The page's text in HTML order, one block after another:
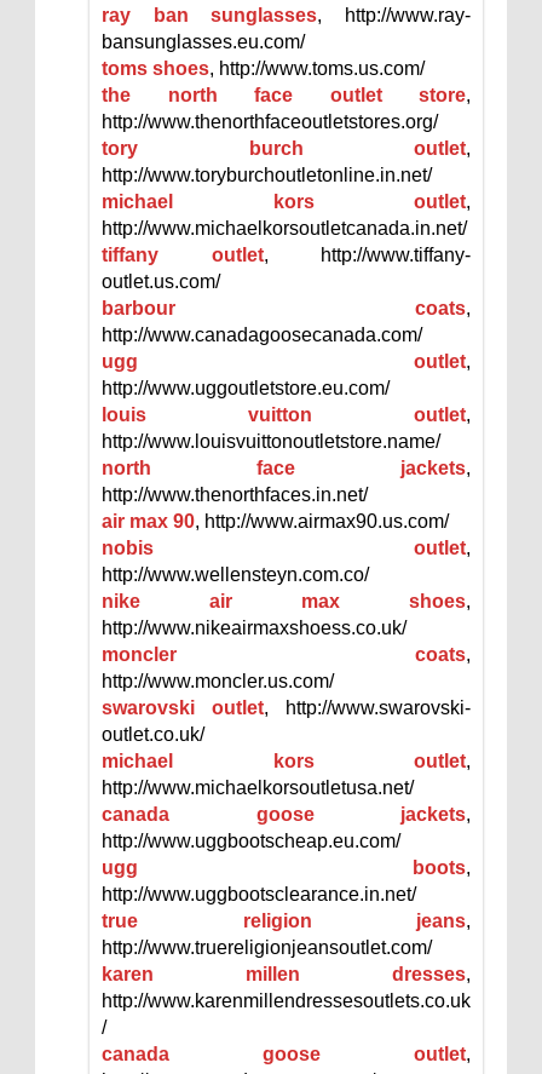
ray ban sunglasses, http://www.ray-
bansunglasses.eu.com/
toms shoes, http://www.toms.us.com/
the north face outlet store,
http://www.thenorthfaceoutletstores.org/
tory burch outlet,
http://www.toryburchoutletonline.in.net/
michael kors outlet,
http://www.michaelkorsoutletcanada.in.net/
tiffany outlet, http://www.tiffany-
outlet.us.com/
barbour coats,
http://www.canadagoosecanada.com/
ugg outlet,
http://www.uggoutletstore.eu.com/
louis vuitton outlet,
http://www.louisvuittonoutletstore.name/
north face jackets,
http://www.thenorthfaces.in.net/
air max 90, http://www.airmax90.us.com/
nobis outlet,
http://www.wellensteyn.com.co/
nike air max shoes,
http://www.nikeairmaxshoess.co.uk/
moncler coats,
http://www.moncler.us.com/
swarovski outlet, http://www.swarovski-
outlet.co.uk/
michael kors outlet,
http://www.michaelkorsoutletusa.net/
canada goose jackets,
http://www.uggbootscheap.eu.com/
ugg boots,
http://www.uggbootsclearance.in.net/
true religion jeans,
http://www.truereligionjeansoutlet.com/
karen millen dresses,
http://www.karenmillendressesoutlets.co.uk
/
canada goose outlet,